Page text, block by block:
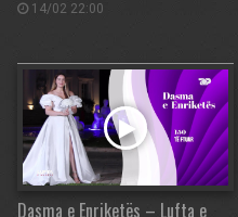
14/02 22:00
Dasma e Enriketës – Lufta e